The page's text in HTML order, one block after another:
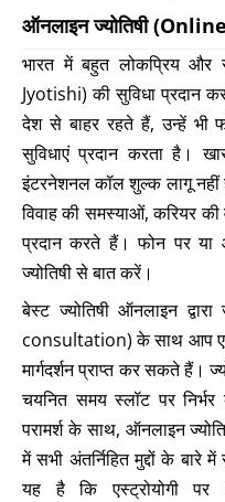
ऑनलाइन ज्योतिषी
भारत में बहुत लोकप्रिय और
Jyotishi) की सुविधा प्रदान
देश से बाहर रहते हैं, उन्हें भी
सुविधाएं प्रदान करता है।
इंटरनेशनल कॉल शुल्क लागू नहीं
विवाह की समस्याओं, करियर की
प्रदान करते हैं। फोन पर या
ज्योतिषी से बात करें।
बेस्ट ज्योतिषी ऑनलाइन
consultation) के साथ आप
मार्गदर्शन प्राप्त कर सकते हैं।
चयनित समय स्लॉट पर
परामर्श के साथ, ऑनलाइन
में सभी अंतर्निहित मुद्दों के
यह है कि एस्ट्रोयोगी पर